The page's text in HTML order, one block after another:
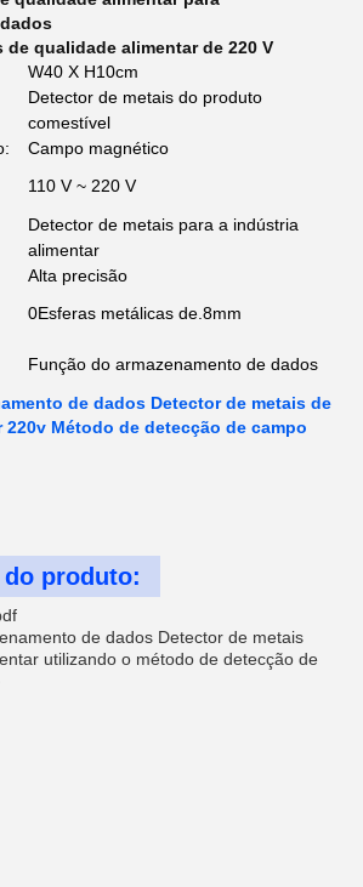
de qualidade alimentar de 220 V
W40 X H10cm
Detector de metais do produto
comestível
Campo magnético
110 V ~ 220 V
Detector de metais para a indústria
alimentar
Alta precisão
0Esferas metálicas de.8mm
Função do armazenamento de dados
de dados Detector de metais de
Método de detecção de campo
produto:
de dados Detector de metais
utilizando o método de detecção de